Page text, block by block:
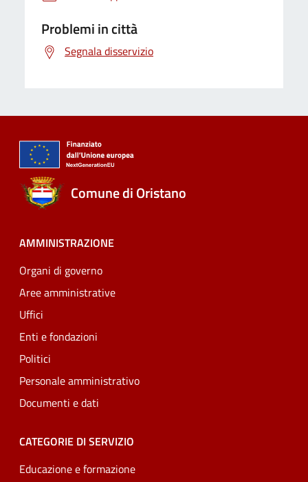
Problemi in città
Segnala disservizio
Comune di Oristano
AMMINISTRAZIONE
Organi di governo
Aree amministrative
Uffici
Enti e fondazioni
Politici
Personale amministrativo
Documenti e dati
CATEGORIE DI SERVIZIO
Educazione e formazione